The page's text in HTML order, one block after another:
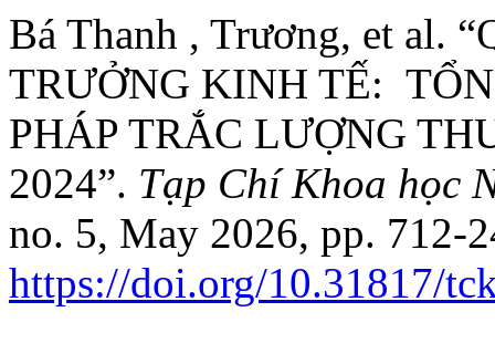
Bá Thanh , Trương, et al.
TRƯỞNG KINH TẾ:
PHÁP TRẮC LƯỢNG
2024”. Tạp Chí Khoa học
no. 5, May 2026, pp. 712-
https://doi.org/10.31817/